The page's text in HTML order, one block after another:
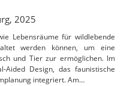
2025
Lebensräume für wildlebende
werden können, um eine
und Tier zur ermöglichen. Im
Aided Design, das faunistische
integriert. Am…